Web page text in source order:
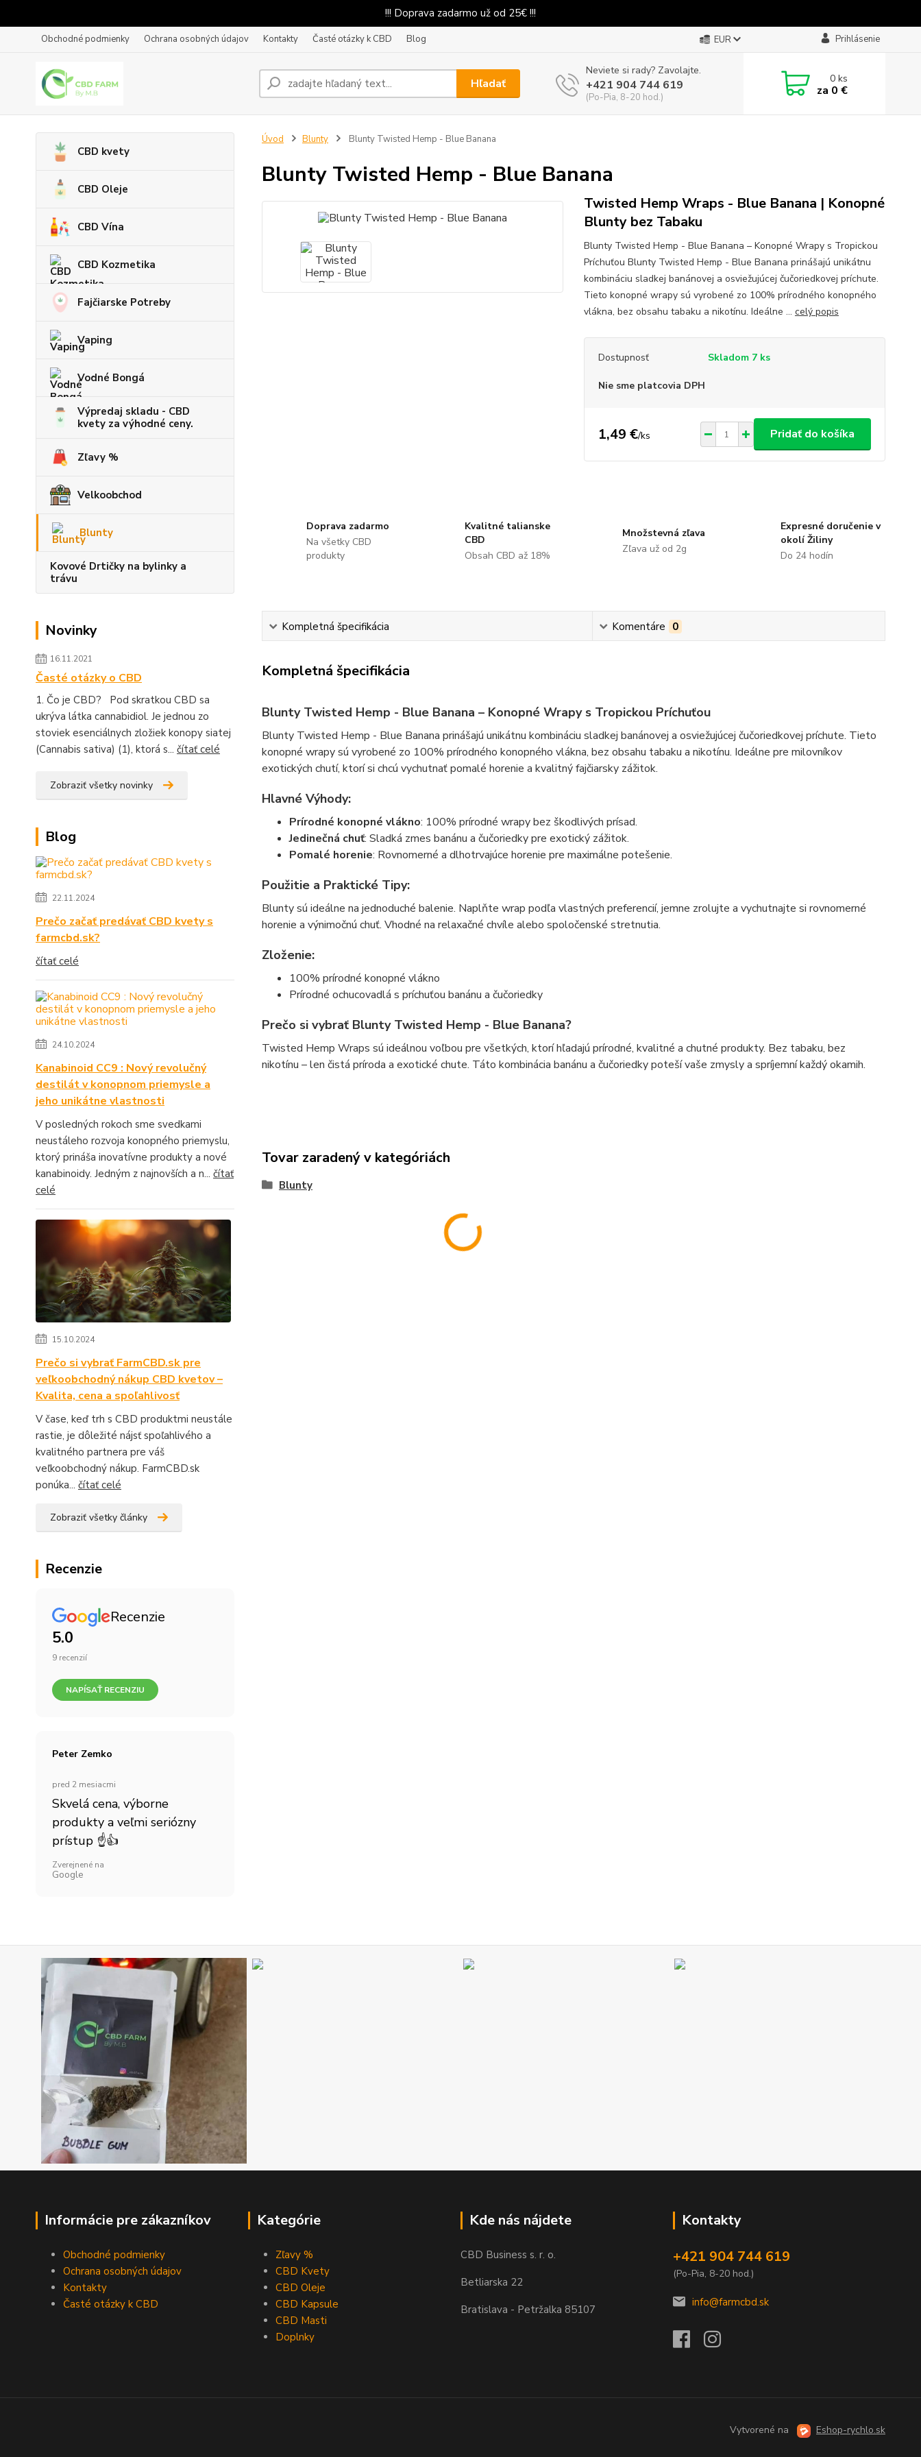
!!! Doprava zadarmo už od 25€ !!!
Obchodné podmienky Ochrana osobných údajov Kontakty Časté otázky k CBD Blog EUR Prihlásenie
Hľadať
Neviete si rady? Zavolajte.
+421 904 744 619
(Po-Pia, 8-20 hod.)
0ks
za 0 €
CBD kvety
CBD Oleje
CBD Vína
CBD Kozmetika
Fajčiarske Potreby
Vaping
Vodné Bongá
Výpredaj skladu - CBD
kvety za výhodné ceny.
Zľavy %
Velkoobchod
Blunty
Kovové Drtičky na bylinky a
trávu
Novinky
16.11.2021
Časté otázky o CBD
1. Čo je CBD? Pod skratkou CBD sa
ukrýva látka cannabidiol. Je jednou zo
stoviek esenciálnych zložiek konopy siatej
(Cannabis sativa) (1), ktorá s... čítať celé
Zobraziť všetky novinky
Blog
22.11.2024
Prečo začať predávať CBD kvety s
farmcbd.sk?
čítať celé
24.10.2024
Kanabinoid CC9 : Nový revolučný
destilát v konopnom priemysle a
jeho unikátne vlastnosti
V posledných rokoch sme svedkami
neustáleho rozvoja konopného priemyslu,
ktorý prináša inovatívne produkty a nové
kanabinoidy. Jedným z najnovších a n... čítať
celé
15.10.2024
Prečo si vybrať FarmCBD.sk pre
veľkoobchodný nákup CBD kvetov –
Kvalita, cena a spoľahlivosť
V čase, keď trh s CBD produktmi neustále
rastie, je dôležité nájsť spoľahlivého a
kvalitného partnera pre váš
veľkoobchodný nákup. FarmCBD.sk
ponúka... čítať celé
Zobraziť všetky články
Recenzie
Recenzie
5.0
9 recenzií
NAPÍSAŤ RECENZIU
Peter Zemko
pred 2 mesiacmi
Skvelá cena, výborne
produkty a veľmi seriózny
prístup ☝👍
Zverejnené na
Google
Úvod Blunty Blunty Twisted Hemp - Blue Banana
Blunty Twisted Hemp - Blue Banana
Twisted Hemp Wraps - Blue Banana | Konopné
Blunty bez Tabaku
Blunty Twisted Hemp - Blue Banana – Konopné Wrapy s Tropickou
Príchuťou Blunty Twisted Hemp - Blue Banana prinášajú unikátnu
kombináciu sladkej banánovej a osviežujúcej čučoriedkovej príchute.
Tieto konopné wrapy sú vyrobené zo 100% prírodného konopného
vlákna, bez obsahu tabaku a nikotínu. Ideálne ... celý popis
Dostupnosť Skladom 7 ks
Nie sme platcovia DPH
1,49 €/ks Pridať do košíka
Doprava zadarmo
Na všetky CBD
produkty
Kvalitné talianske
CBD
Obsah CBD až 18%
Množstevná zľava
Zľava už od 2g
Expresné doručenie v
okolí Žiliny
Do 24 hodín
Kompletná špecifikácia Komentáre 0
Kompletná špecifikácia
Blunty Twisted Hemp - Blue Banana – Konopné Wrapy s Tropickou Príchuťou
Blunty Twisted Hemp - Blue Banana prinášajú unikátnu kombináciu sladkej banánovej a osviežujúcej čučoriedkovej príchute. Tieto
konopné wrapy sú vyrobené zo 100% prírodného konopného vlákna, bez obsahu tabaku a nikotínu. Ideálne pre milovníkov
exotických chutí, ktorí si chcú vychutnať pomalé horenie a kvalitný fajčiarsky zážitok.
Hlavné Výhody:
Prírodné konopné vlákno: 100% prírodné wrapy bez škodlivých prísad.
Jedinečná chuť: Sladká zmes banánu a čučoriedky pre exotický zážitok.
Pomalé horenie: Rovnomerné a dlhotrvajúce horenie pre maximálne potešenie.
Použitie a Praktické Tipy:
Blunty sú ideálne na jednoduché balenie. Naplňte wrap podľa vlastných preferencií, jemne zrolujte a vychutnajte si rovnomerné
horenie a výnimočnú chuť. Vhodné na relaxačné chvíle alebo spoločenské stretnutia.
Zloženie:
100% prírodné konopné vlákno
Prírodné ochucovadlá s príchuťou banánu a čučoriedky
Prečo si vybrať Blunty Twisted Hemp - Blue Banana?
Twisted Hemp Wraps sú ideálnou voľbou pre všetkých, ktorí hľadajú prírodné, kvalitné a chutné produkty. Bez tabaku, bez
nikotínu – len čistá príroda a exotické chute. Táto kombinácia banánu a čučoriedky poteší vaše zmysly a spríjemní každý okamih.
Tovar zaradený v kategóriách
Blunty
Informácie pre zákazníkov
Obchodné podmienky
Ochrana osobných údajov
Kontakty
Časté otázky k CBD
Kategórie
Zľavy %
CBD Kvety
CBD Oleje
CBD Kapsule
CBD Masti
Doplnky
Kde nás nájdete
CBD Business s. r. o.
Betliarska 22
Bratislava - Petržalka 85107
Kontakty
+421 904 744 619
(Po-Pia, 8-20 hod.)
info@farmcbd.sk
Vytvorené na Eshop-rychlo.sk